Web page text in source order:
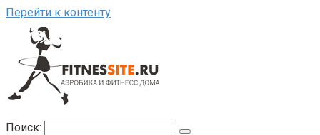
Перейти к контенту
Поиск: